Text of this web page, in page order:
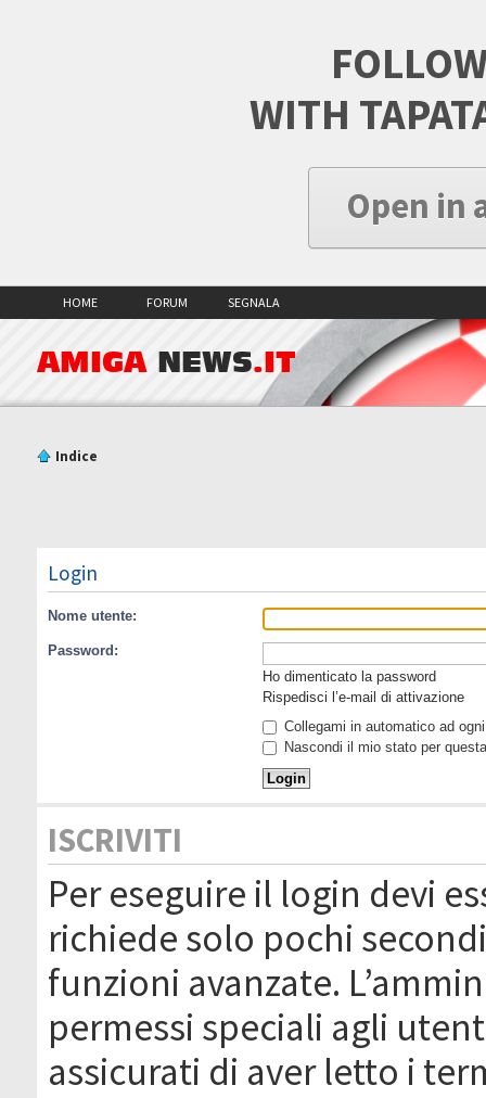
WITH
Open in
HOME FORUM SEGNALA
AMIGA NEWS.IT
Indice
Login
Nome utente:
Password:
Ho dimenticato la password
Rispedisci l’e-mail di attivazione
Collegami in automatico ad
Nascondi il mio stato per
ISCRIVITI
Per eseguire il login devi
richiede solo pochi
funzioni avanzate.
permessi speciali agli
assicurati di aver letto i